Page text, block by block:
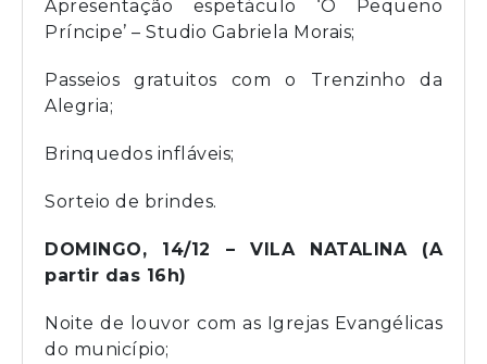
Apresentação espetáculo ‘O Pequeno
Príncipe’ – Studio Gabriela Morais;
Passeios gratuitos com o Trenzinho da
Alegria;
Brinquedos infláveis;
Sorteio de brindes.
DOMINGO, 14/12 – VILA NATALINA (A
partir das 16h)
Noite de louvor com as Igrejas Evangélicas
do município;